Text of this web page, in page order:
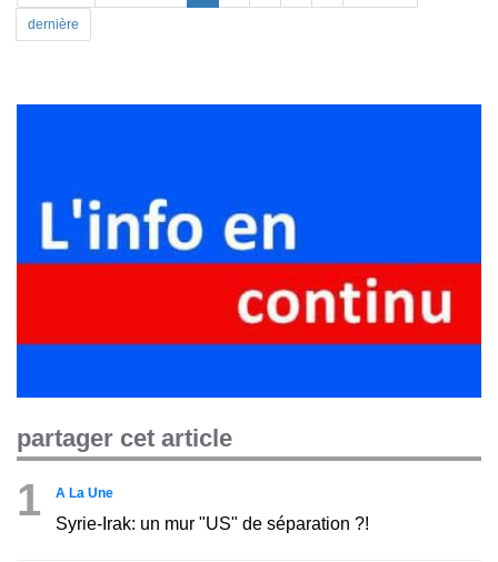
dernière
partager cet article
1 A La Une
Syrie-Irak: un mur "US" de séparation ?!